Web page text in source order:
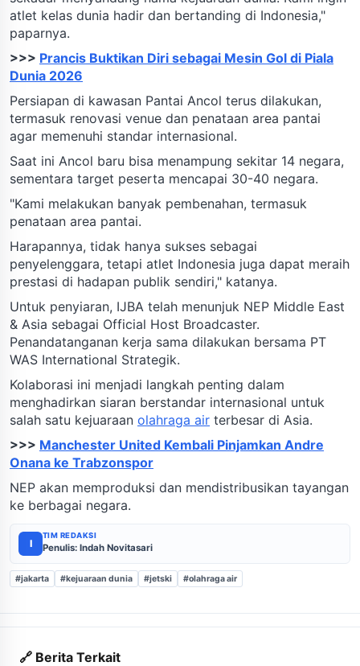
atlet kelas dunia hadir dan bertanding di Indonesia,"
paparnya.
>>> Prancis Buktikan Diri sebagai Mesin Gol di Piala
Dunia 2026
Persiapan di kawasan Pantai Ancol terus dilakukan,
termasuk renovasi venue dan penataan area pantai
agar memenuhi standar internasional.
Saat ini Ancol baru bisa menampung sekitar 14 negara,
sementara target peserta mencapai 30-40 negara.
"Kami melakukan banyak pembenahan, termasuk
penataan area pantai.
Harapannya, tidak hanya sukses sebagai
penyelenggara, tetapi atlet Indonesia juga dapat meraih
prestasi di hadapan publik sendiri," katanya.
Untuk penyiaran, IJBA telah menunjuk NEP Middle East
& Asia sebagai Official Host Broadcaster.
Penandatanganan kerja sama dilakukan bersama PT
WAS International Strategik.
Kolaborasi ini menjadi langkah penting dalam
menghadirkan siaran berstandar internasional untuk
salah satu kejuaraan olahraga air terbesar di Asia.
>>> Manchester United Kembali Pinjamkan Andre
Onana ke Trabzonspor
NEP akan memproduksi dan mendistribusikan tayangan
ke berbagai negara.
I
TIM REDAKSI
Penulis: Indah Novitasari
#jakarta #kejuaraan dunia #jetski #olahraga air
🔗 Berita Terkait